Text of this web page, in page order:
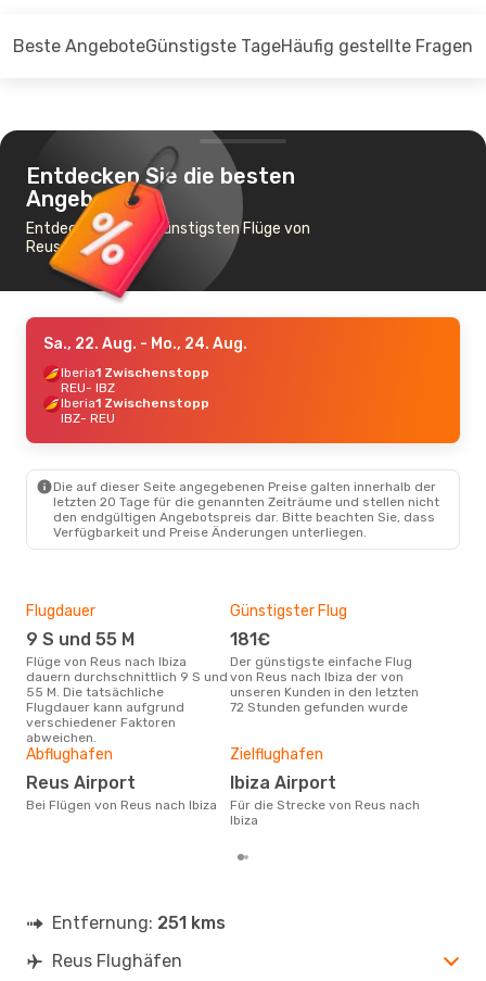
Beste AngeboteGünstigste TageHäufig gestellte Fragen
Entdecken Sie die besten
Angebote
Entdecken Sie die günstigsten Flüge von
Reus nach Ibiza
Sa., 22. Aug. - Mo., 24. Aug.
Iberia1 Zwischenstopp
REU- IBZ
Iberia1 Zwischenstopp
IBZ- REU
Die auf dieser Seite angegebenen Preise galten innerhalb der
letzten 20 Tage für die genannten Zeiträume und stellen nicht
den endgültigen Angebotspreis dar. Bitte beachten Sie, dass
Verfügbarkeit und Preise Änderungen unterliegen.
Flugdauer
9 S und 55 M
Flüge von Reus nach Ibiza
dauern durchschnittlich 9 S und
55 M. Die tatsächliche
Flugdauer kann aufgrund
verschiedener Faktoren
abweichen.
Günstigster Flug
181€
Der günstigste einfache Flug
von Reus nach Ibiza der von
unseren Kunden in den letzten
72 Stunden gefunden wurde
Abflughafen
Reus Airport
Bei Flügen von Reus nach Ibiza
Zielflughafen
Ibiza Airport
Für die Strecke von Reus nach
Ibiza
Entfernung: 251 kms
Reus Flughäfen